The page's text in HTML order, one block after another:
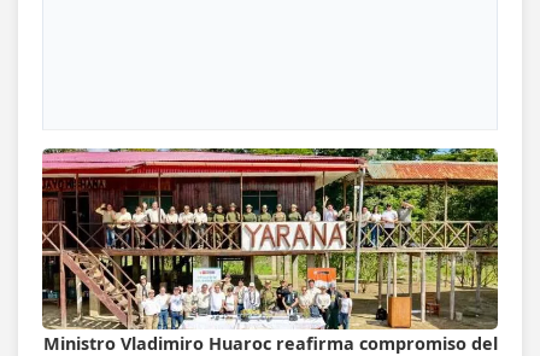
Ministro Vladimiro Huaroc reafirma compromiso del